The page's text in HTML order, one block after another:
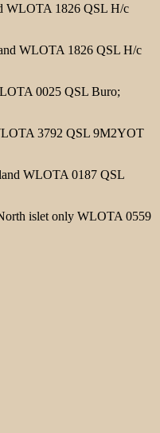
WLOTA 1826 QSL H/c
WLOTA 1826 QSL H/c
0025 QSL Buro;
3792 QSL 9M2YOT
WLOTA 0187 QSL
islet only WLOTA 0559